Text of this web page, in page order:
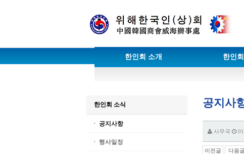
한인회 소개 한인
한인회 소식
공지사항
행사일정
공지사
사무국
이전글 다음글